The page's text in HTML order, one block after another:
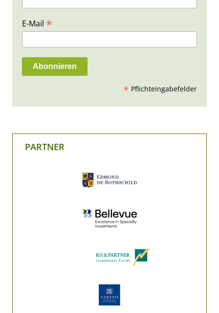
E-Mail *
* Pflichteingabefelder
PARTNER